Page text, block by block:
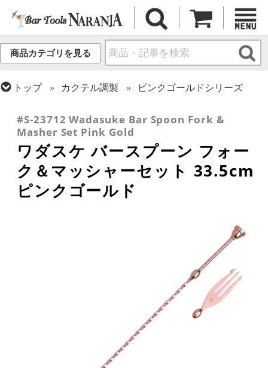
商品カテゴリを見る
トップ カクテル調製
ピンクゴールドシリーズ
#S-23712 Wadasuke Bar Spoon Fork &
Masher Set Pink Gold
ワダスケ バースプーン フォー
ク＆マッシャーセット 33.5cm
ピンクゴールド